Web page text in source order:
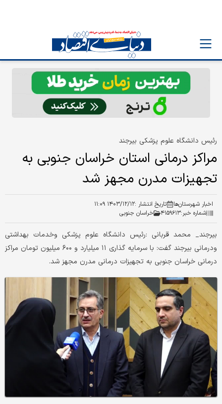
رئیس دانشگاه علوم پزشکی بیرجند
مراکز درمانی استان خراسان جنوبی به
تجهیزات مدرن مجهز شد
اخبار شهرستان‌ها تاریخ انتشار :۱۴۰۳/۱۲/۱۲ ۱۱:۰۹
شماره خبر:۴۱۵۹۶۱۳ خراسان جنوبی
بیرجند_ محمد قربانی :رئیس دانشگاه علوم پزشکی وخدمات بهداشتی
ودرمانی بیرجند گفت: با سرمایه گذاری ۱۱ میلیارد و ۶۰۰ میلیون تومان مراکز
درمانی خراسان جنوبی به تجهیزات درمانی مدرن مجهز شد.